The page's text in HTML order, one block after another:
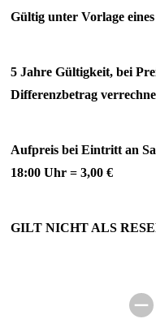
Gültig unter Vorlage
5 Jahre Gültigkeit, bei
Differenzbetrag
Aufpreis bei Eintritt an
18:00 Uhr = 3,00 €
GILT NICHT ALS